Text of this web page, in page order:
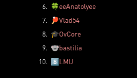
6. 🍀eeAnatolyee
7.
🏓Vlad54
8. 🎓OvCore
9. 🐨bastilia
10. 8️⃣LMU